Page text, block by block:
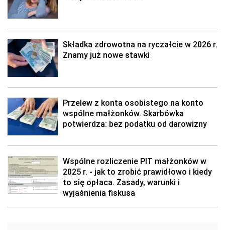
Składka zdrowotna na ryczałcie w 2026 r.
Znamy już nowe stawki
Przelew z konta osobistego na konto
wspólne małżonków. Skarbówka
potwierdza: bez podatku od darowizny
Wspólne rozliczenie PIT małżonków w
2025 r. - jak to zrobić prawidłowo i kiedy
to się opłaca. Zasady, warunki i
wyjaśnienia fiskusa